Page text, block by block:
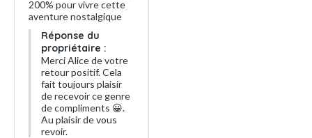
200% pour vivre cette
aventure nostalgique
Réponse du
propriétaire :
Merci Alice de votre
retour positif. Cela
fait toujours plaisir
de recevoir ce genre
de compliments 😀.
Au plaisir de vous
revoir.